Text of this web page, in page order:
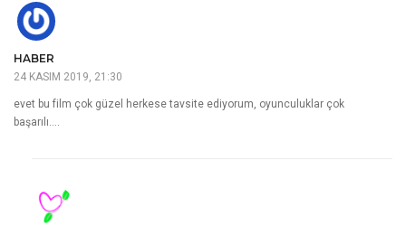
HABER
24 KASIM 2019, 21:30
evet bu film çok güzel herkese tavsite ediyorum, oyunculuklar çok
başarılı….